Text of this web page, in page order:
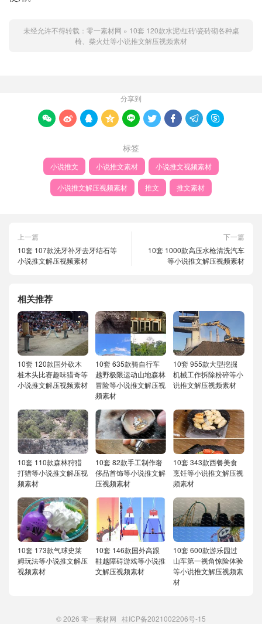
未经允许不得转载： 零一素材网 » 10套 120款水泥\红砖\瓷砖砌各种桌
椅、柴火灶等小说推文解压视频素材
分享到
        
标签
小说推文 小说推文素材 小说推文视频素材
小说推文解压视频素材 推文 推文素材
上一篇
10套 107款洗牙补牙去牙结石等
小说推文解压视频素材
下一篇
10套 1000款高压水枪清洗汽车
等小说推文解压视频素材
相关推荐
10套 120款国外砍木
桩木头比赛趣味猎奇等
小说推文解压视频素材
10套 635款骑自行车
越野极限运动山地森林
冒险等小说推文解压视
频素材
10套 955款大型挖掘
机械工作拆除粉碎等小
说推文解压视频素材
10套 110款森林狩猎
打猎等小说推文解压视
频素材
10套 82款手工制作奢
侈品首饰等小说推文解
压视频素材
10套 343款西餐美食
烹饪等小说推文解压视
频素材
10套 173款气球史莱
姆玩法等小说推文解压
视频素材
10套 146款国外高跟
鞋越障碍游戏等小说推
文解压视频素材
10套 600款游乐园过
山车第一视角惊险体验
等小说推文解压视频素
材
© 2026 零一素材网 桂ICP备2021002206号-15